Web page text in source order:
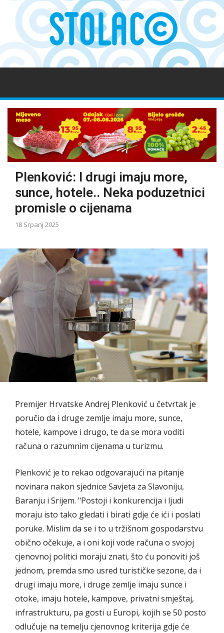
Plenković: I drugi imaju more,
sunce, hotele.. Neka poduzetnici
promisle o cijenama
18 Srpanj 2025
Premijer Hrvatske Andrej Plenković u četvrtak je
poručio da i druge zemlje imaju more, sunce,
hotele, kampove i drugo, te da se mora voditi
računa o razumnim cijenama u turizmu.
Plenković je to rekao odgovarajući na pitanje
novinara nakon sjednice Savjeta za Slavoniju,
Baranju i Srijem. "Postoji i konkurencija i ljudi
moraju isto tako gledati i birati gdje će ići i poslati
poruke. Mislim da se i to u tržišnom gospodarstvu
obično očekuje, a i oni koji vode računa o svojoj
cjenovnoj politici moraju znati, što ću ponoviti još
jednom, premda smo usred turističke sezone, da i
drugi imaju more, i druge zemlje imaju sunce i
otoke, imaju hotele, kampove, privatni smještaj,
infrastrukturu, pa gosti u Europi, kojih se 50 posto
odlučuje na temelju cjenovnog kriterija gdje će